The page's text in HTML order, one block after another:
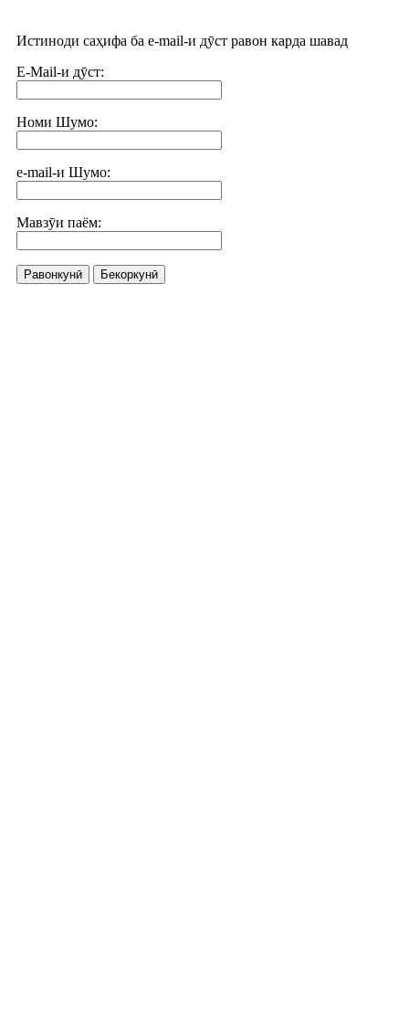
Истиноди саҳифа ба e-mail-и дӯст равон карда шавад
E-Mail-и дӯст:
Номи Шумо:
e-mail-и Шумо:
Мавзӯи паём:
Равонкунӣ Бекоркунӣ